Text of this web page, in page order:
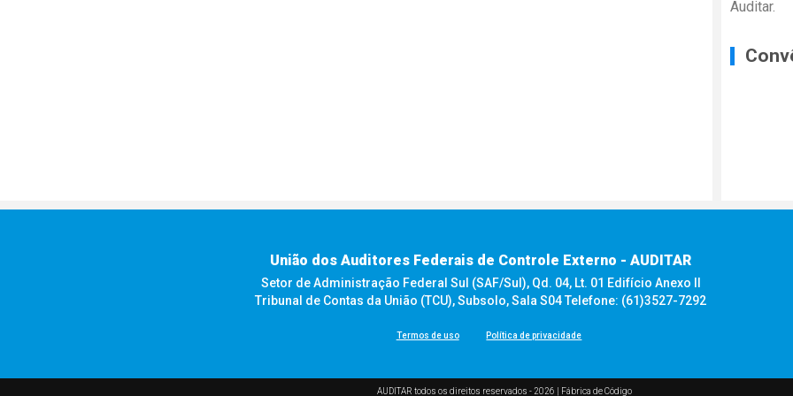
Auditar.
União dos Auditores Federais de Controle Externo - AUDITAR
Setor de Administração Federal Sul (SAF/Sul), Qd. 04, Lt. 01 Edifício Anexo II
Tribunal de Contas da União (TCU), Subsolo, Sala S04 Telefone: (61)3527-7292
Termos de uso Política de privacidade
AUDITAR todos os direitos reservados - 2026 | Fábrica de Código